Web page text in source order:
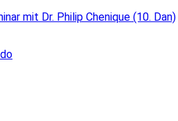
mit Dr. Philip Chenique (10. Dan)